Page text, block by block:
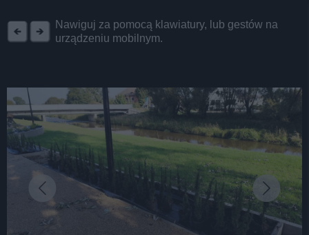
Nawiguj za pomocą klawiatury, lub gestów na
urządzeniu mobilnym.